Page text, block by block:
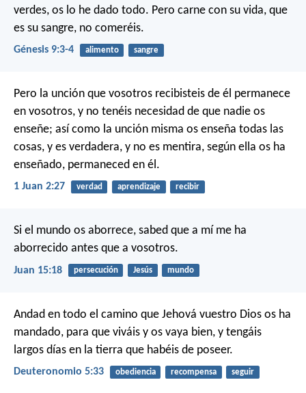
verdes, os lo he dado todo. Pero carne con su vida, que
es su sangre, no comeréis.
Génesis 9:3-4 alimento sangre
Pero la unción que vosotros recibisteis de él permanece
en vosotros, y no tenéis necesidad de que nadie os
enseñe; así como la unción misma os enseña todas las
cosas, y es verdadera, y no es mentira, según ella os ha
enseñado, permaneced en él.
1 Juan 2:27 verdad aprendizaje recibir
Si el mundo os aborrece, sabed que a mí me ha
aborrecido antes que a vosotros.
Juan 15:18 persecución Jesús mundo
Andad en todo el camino que Jehová vuestro Dios os ha
mandado, para que viváis y os vaya bien, y tengáis
largos días en la tierra que habéis de poseer.
Deuteronomio 5:33 obediencia recompensa seguir